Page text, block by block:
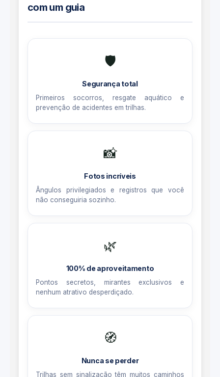
com um guia
🛡️
Segurança total
Primeiros socorros, resgate aquático e
prevenção de acidentes em trilhas.
📸
Fotos incríveis
Ângulos privilegiados e registros que você
não conseguiria sozinho.
🌿
100% de aproveitamento
Pontos secretos, mirantes exclusivos e
nenhum atrativo desperdiçado.
🧭
Nunca se perder
Trilhas sem sinalização têm muitos caminhos